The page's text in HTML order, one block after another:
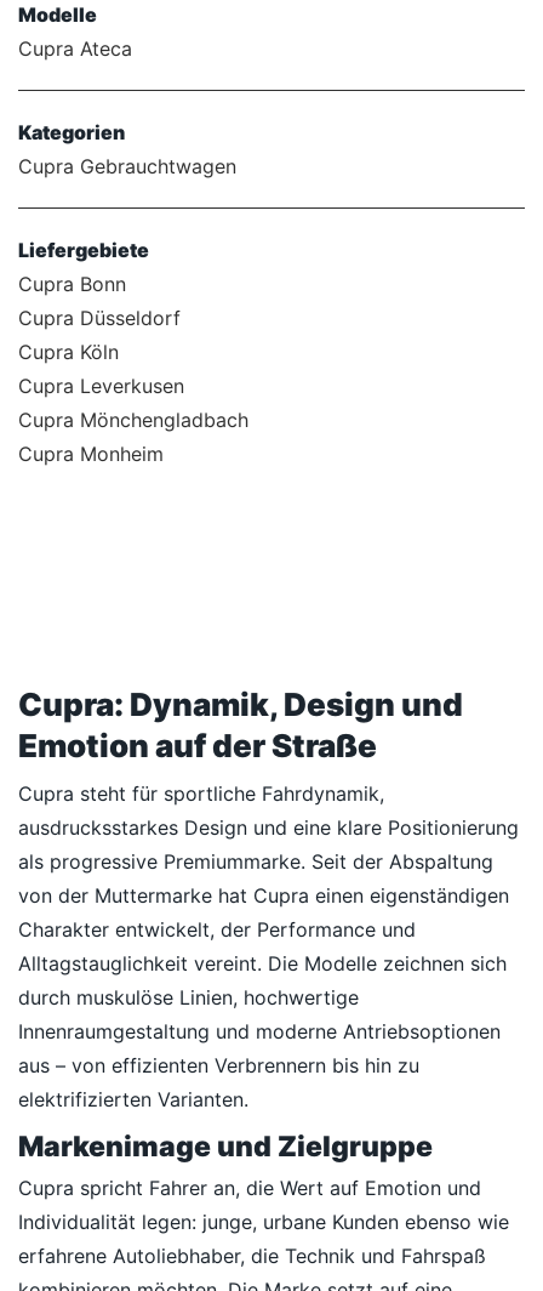
Modelle
Cupra Ateca
Kategorien
Cupra Gebrauchtwagen
Liefergebiete
Cupra Bonn
Cupra Düsseldorf
Cupra Köln
Cupra Leverkusen
Cupra Mönchengladbach
Cupra Monheim
Cupra: Dynamik, Design und
Emotion auf der Straße
Cupra steht für sportliche Fahrdynamik,
ausdrucksstarkes Design und eine klare Positionierung
als progressive Premiummarke. Seit der Abspaltung
von der Muttermarke hat Cupra einen eigenständigen
Charakter entwickelt, der Performance und
Alltagstauglichkeit vereint. Die Modelle zeichnen sich
durch muskulöse Linien, hochwertige
Innenraumgestaltung und moderne Antriebsoptionen
aus – von effizienten Verbrennern bis hin zu
elektrifizierten Varianten.
Markenimage und Zielgruppe
Cupra spricht Fahrer an, die Wert auf Emotion und
Individualität legen: junge, urbane Kunden ebenso wie
erfahrene Autoliebhaber, die Technik und Fahrspaß